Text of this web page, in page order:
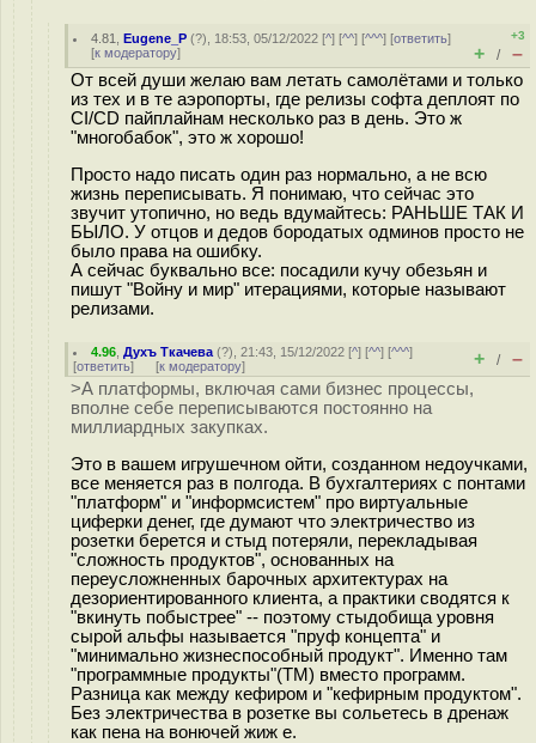
4.81 ,Eugene_P (?), 18:53, 05/12/2022 [^] [^^] [^^^] [ответить]
[к модератору]
+3
+ / –
От всей души желаю вам летать самолётами и только
из тех и в те аэропорты, где релизы софта деплоят по
CI/CD пайплайнам несколько раз в день. Это ж
"многобабок", это ж хорошо!
Просто надо писать один раз нормально, а не всю
жизнь переписывать. Я понимаю, что сейчас это
звучит утопично, но ведь вдумайтесь: РАНЬШЕ ТАК И
БЫЛО. У отцов и дедов бородатых одминов просто не
было права на ошибку.
А сейчас буквально все: посадили кучу обезьян и
пишут "Войну и мир" итерациями, которые называют
релизами.
4.96 ,Духъ Ткачева (?), 21:43, 15/12/2022 [^] [^^] [^^^]
[ответить] [к модератору] + / –
>А платформы, включая сами бизнес процессы,
вполне себе переписываются постоянно на
миллиардных закупках.
Это в вашем игрушечном ойти, созданном недоучками,
все меняется раз в полгода. В бухгалтериях с понтами
"платформ" и "информсистем" про виртуальные
циферки денег, где думают что электричество из
розетки берется и стыд потеряли, перекладывая
"сложность продуктов", основанных на
переусложненных барочных архитектурах на
дезориентированного клиента, а практики сводятся к
"вкинуть побыстрее" -- поэтому стыдобища уровня
сырой альфы называется "пруф концепта" и
"минимально жизнеспособный продукт". Именно там
"программные продукты"(ТМ) вместо программ.
Разница как между кефиром и "кефирным продуктом".
Без электричества в розетке вы сольетесь в дренаж
как пена на вонючей жиж е.